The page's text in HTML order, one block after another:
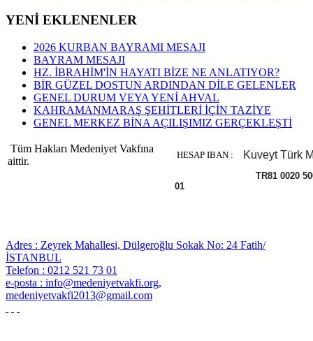
YENİ EKLENENLER
2026 KURBAN BAYRAMI MESAJI
BAYRAM MESAJI
HZ. İBRAHİM'İN HAYATI BİZE NE ANLATIYOR?
BİR GÜZEL DOSTUN ARDINDAN DİLE GELENLER
GENEL DURUM VEYA YENİ AHVAL
KAHRAMANMARAŞ ŞEHİTLERİ İÇİN TAZİYE
GENEL MERKEZ BİNA AÇILIŞIMIZ GERÇEKLEŞTİ
Tüm Hakları Medeniyet Vakfına
aittir.
HESAP IBAN : Kuveyt Türk
TR81 0020 5000
01
Adres : Zeyrek Mahallesi, Dülgeroğlu Sokak No: 24 Fatih/
İSTANBUL
Telefon : 0212 521 73 01
e-posta : info@medeniyetvakfi.org,
medeniyetvakfi2013@gmail.com